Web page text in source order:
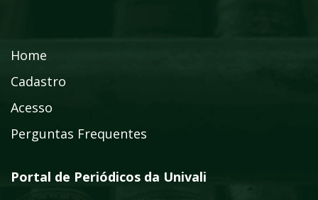
Home
Cadastro
Acesso
Perguntas Frequentes
Portal de Periódicos da Univali